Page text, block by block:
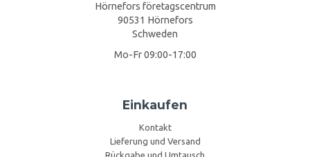
Hörnefors företagscentrum
90531 Hörnefors
Schweden
Mo-Fr 09:00-17:00
Einkaufen
Kontakt
Lieferung und Versand
Rückgabe und Umtausch